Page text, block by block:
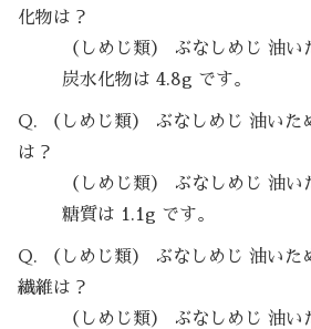
化物は？
（しめじ類） ぶなしめじ 油
炭水化物は 4.8g です。
Q. （しめじ類） ぶなしめじ 油いた
は？
（しめじ類） ぶなしめじ 油
糖質は 1.1g です。
Q. （しめじ類） ぶなしめじ 油いた
繊維は？
（しめじ類） ぶなしめじ 油